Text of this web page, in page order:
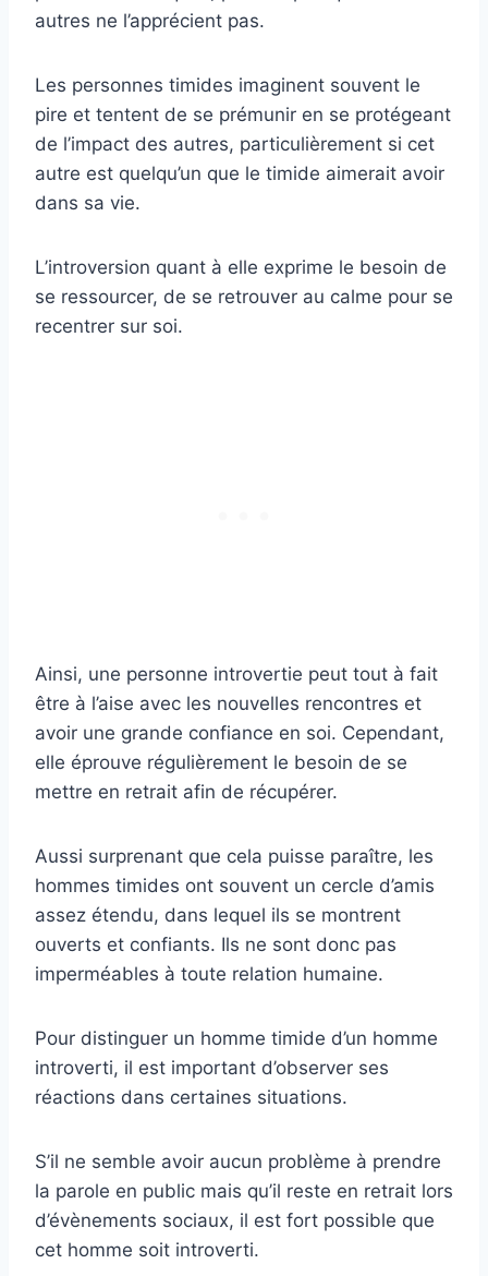
autres ne l’apprécient pas.
Les personnes timides imaginent souvent le
pire et tentent de se prémunir en se protégeant
de l’impact des autres, particulièrement si cet
autre est quelqu’un que le timide aimerait avoir
dans sa vie.
L’introversion quant à elle exprime le besoin de
se ressourcer, de se retrouver au calme pour se
recentrer sur soi.
Ainsi, une personne introvertie peut tout à fait
être à l’aise avec les nouvelles rencontres et
avoir une grande confiance en soi. Cependant,
elle éprouve régulièrement le besoin de se
mettre en retrait afin de récupérer.
Aussi surprenant que cela puisse paraître, les
hommes timides ont souvent un cercle d’amis
assez étendu, dans lequel ils se montrent
ouverts et confiants. Ils ne sont donc pas
imperméables à toute relation humaine.
Pour distinguer un homme timide d’un homme
introverti, il est important d’observer ses
réactions dans certaines situations.
S’il ne semble avoir aucun problème à prendre
la parole en public mais qu’il reste en retrait lors
d’évènements sociaux, il est fort possible que
cet homme soit introverti.